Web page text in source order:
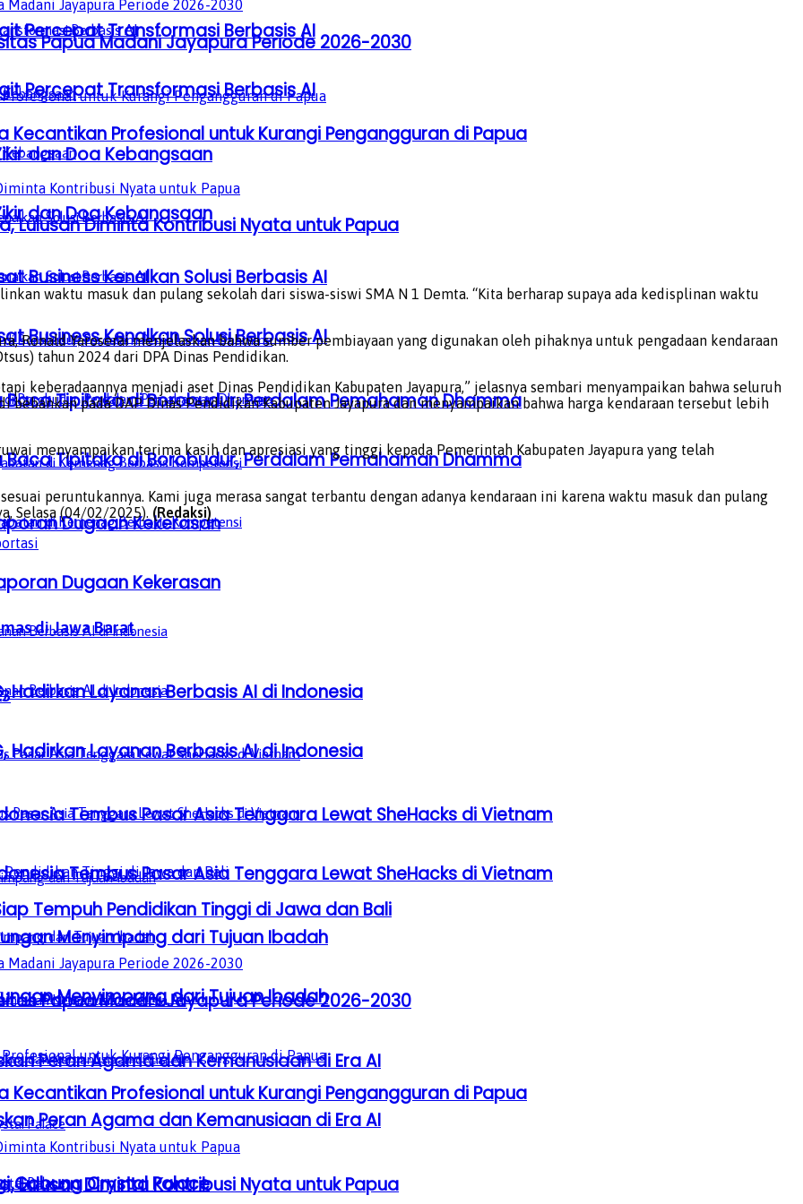
Percepat Transformasi Berbasis AI
dan Doa Kebangsaan
Business Kenalkan Solusi Berbasis AI
Tipitaka di Borobudur, Perdalam Pemahaman Dhamma
Dugaan Kekerasan
Layanan Berbasis AI di Indonesia
Tembus Pasar Asia Tenggara Lewat SheHacks di Vietnam
Menyimpang dari Tujuan Ibadah
Peran Agama dan Kemanusiaan di Era AI
Gabung Crystal Palace
Percepat Transformasi Berbasis AI
dan Doa Kebangsaan
Business Kenalkan Solusi Berbasis AI
Tipitaka di Borobudur, Perdalam Pemahaman Dhamma
Dugaan Kekerasan
Layanan Berbasis AI di Indonesia
Tembus Pasar Asia Tenggara Lewat SheHacks di Vietnam
Menyimpang dari Tujuan Ibadah
Peran Agama dan Kemanusiaan di Era AI
Papua Madani Jayapura Periode 2026-2030
Kecantikan Profesional untuk Kurangi Pengangguran di Papua
Lulusan Diminta Kontribusi Nyata untuk Papua
waktu masuk dan pulang sekolah dari siswa-siswi SMA N 1 Demta. “Kita berharap supaya ada kedisplinan waktu
Ronald Yaroserai menjelaskan bahwa sumber pembiayaan yang digunakan oleh pihaknya untuk pengadaan kendaraan
tahun 2024 dari DPA Dinas Pendidikan.
keberadaannya menjadi aset Dinas Pendidikan Kabupaten Jayapura,” jelasnya sembari menyampaikan bahwa seluruh
bebankan pada DAP Dinas Pendidikan Kabupaten Jayapura dan menyampaikan bahwa harga kendaraan tersebut lebih
menyampaikan terima kasih dan apresiasi yang tinggi kepada Pemerintah Kabupaten Jayapura yang telah
peruntukannya. Kami juga merasa sangat terbantu dengan adanya kendaraan ini karena waktu masuk dan pulang
Selasa (04/02/2025). (Redaksi)
di Jawa Barat
Tempuh Pendidikan Tinggi di Jawa dan Bali
Papua Madani Jayapura Periode 2026-2030
Kecantikan Profesional untuk Kurangi Pengangguran di Papua
Lulusan Diminta Kontribusi Nyata untuk Papua